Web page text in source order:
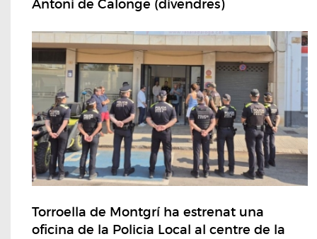
Antoni de Calonge (divendres)
Torroella de Montgrí ha estrenat una
oficina de la Policia Local al centre de la